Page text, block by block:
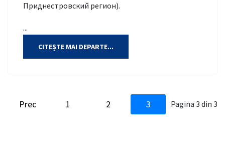
Приднестровский регион).
...
CITEȘTE MAI DEPARTE...
Prec 1 2 3 Pagina 3 din 3